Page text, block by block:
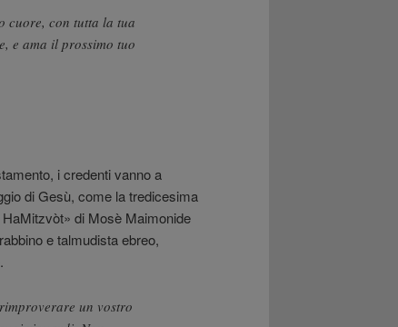
cuore, con tutta la tua
e ama il prossimo tuo
i credenti vanno a
di Gesù, come la tredicesima
di Mosè Maimonide
e talmudista ebreo,
un vostro